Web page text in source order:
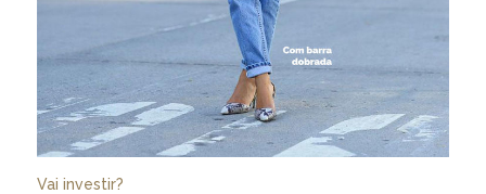
Vai investir?